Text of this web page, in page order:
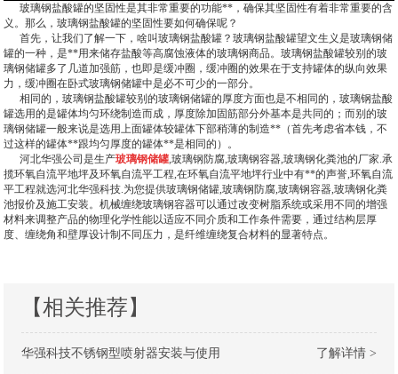
玻璃钢盐酸罐的坚固性是其非常重要的功能**，确保其坚固性有着非常重要的含
义。那么，玻璃钢盐酸罐的坚固性要如何确保呢？
首先，让我们了解一下，啥叫玻璃钢盐酸罐？玻璃钢盐酸罐望文生义是玻璃钢储
罐的一种，是**用来储存盐酸等高腐蚀液体的玻璃钢商品。玻璃钢盐酸罐较别的玻
璃钢储罐多了几道加强筋，也即是缓冲圈，缓冲圈的效果在于支持罐体的纵向效果
力，缓冲圈在卧式玻璃钢储罐中是必不可少的一部分。
相同的，玻璃钢盐酸罐较别的玻璃钢储罐的厚度方面也是不相同的，玻璃钢盐酸
罐选用的是罐体均匀环绕制造而成，厚度除加固筋部分外基本是共同的；而别的玻
璃钢储罐一般来说是选用上面罐体较罐体下部稍薄的制造**（首先考虑省本钱，不
过这样的罐体**跟均匀厚度的罐体**是相同的）。
河北华强公司是生产玻璃钢储罐,玻璃钢防腐,玻璃钢容器,玻璃钢化粪池的厂家.承
揽环氧自流平地坪及环氧自流平工程,在环氧自流平地坪行业中有**的声誉,环氧自流
平工程就选河北华强科技.为您提供玻璃钢储罐,玻璃钢防腐,玻璃钢容器,玻璃钢化粪
池报价及施工安装。机械缠绕玻璃钢容器可以通过改变树脂系统或采用不同的增强
材料来调整产品的物理化学性能以适应不同介质和工作条件需要，通过结构层厚
度、缠绕角和壁厚设计制不同压力，是纤维缠绕复合材料的显著特点。
【相关推荐】
了解详情 >
华强科技不锈钢型喷射器安装与使用